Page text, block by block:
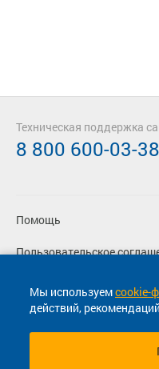
Мы используемcookie-
действий,
Помощь
Пользовательское
Политика
Согласие на
Техническая поддержка
8 800 600-03-38
© 2013-2026, ООО